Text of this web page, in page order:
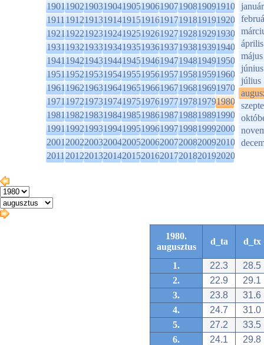
1901190219031904190519061907190819091910
1911191219131914191519161917191819191920
1921192219231924192519261927192819291930
1931193219331934193519361937193819391940
1941194219431944194519461947194819491950
1951195219531954195519561957195819591960
1961196219631964196519661967196819691970
1971197219731974197519761977197819791980
1981198219831984198519861987198819891990
1991199219931994199519961997199819992000
2001200220032004200520062007200820092010
2011201220132014201520162017201820192020
január
április
május
június
július
1980.
augusztus
d_ta d_tx
1. 22.3
28.5
2.
22.9
29.1
3.
23.8
31.6
4.
24.7
31.0
5.
27.2
33.5
6.
24.1
29.8